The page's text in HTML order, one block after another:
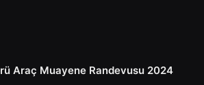
Araç Muayene Randevusu 2024